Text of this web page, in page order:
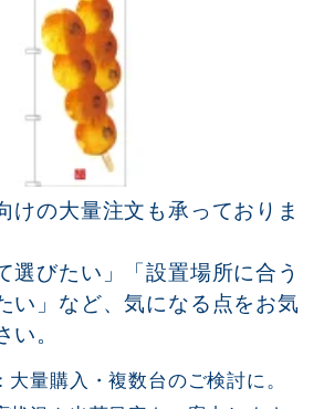
けの大量注文も承っておりま
選びたい」「設置場所に合う
い」など、気になる点をお気
。
量購入・複数台のご検討に。